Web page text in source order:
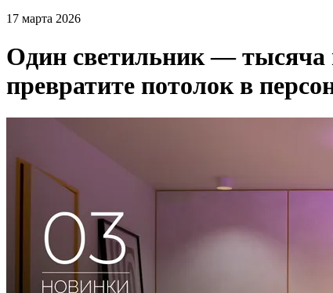
17 марта 2026
Один светильник —
превратите потолок в